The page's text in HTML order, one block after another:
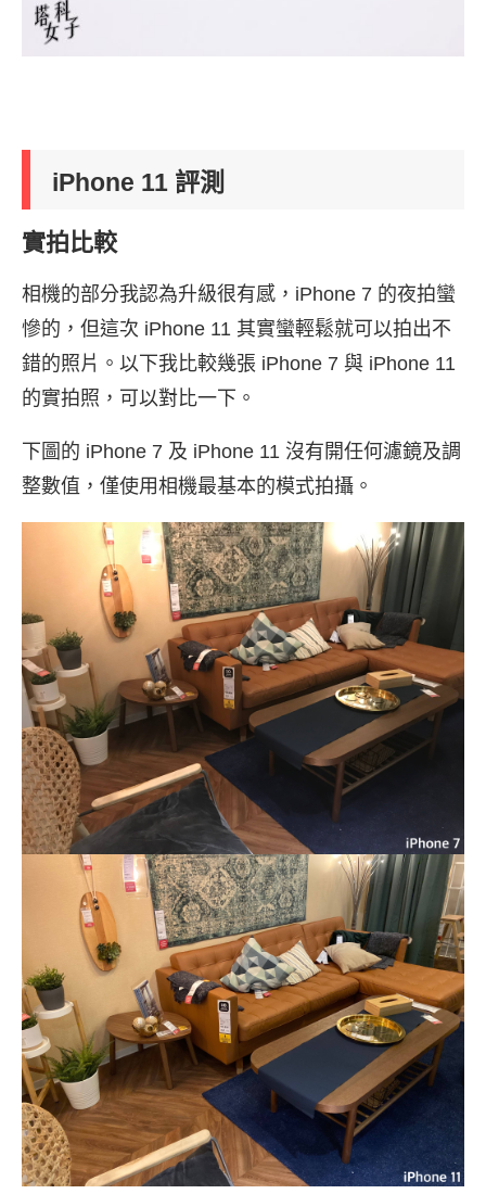
iPhone 11 評測
實拍比較
相機的部分我認為升級很有感，iPhone 7 的夜拍蠻
慘的，但這次 iPhone 11 其實蠻輕鬆就可以拍出不
錯的照片。以下我比較幾張 iPhone 7 與 iPhone 11
的實拍照，可以對比一下。
下圖的 iPhone 7 及 iPhone 11 沒有開任何濾鏡及調
整數值，僅使用相機最基本的模式拍攝。